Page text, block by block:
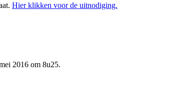
Hier klikken voor de uitnodiging.
2016 om 8u25.